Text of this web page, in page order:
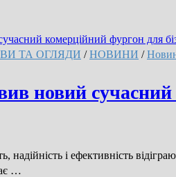
ТА ОГЛЯДИ /НОВИНИ /
новий
надійність і ефективність
…